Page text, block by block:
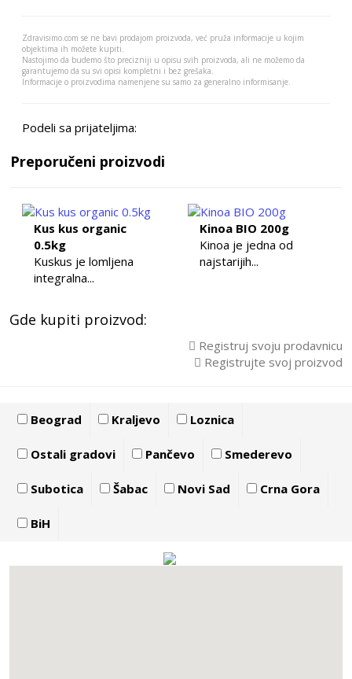
Zdravisimo.com se ne bavi prodajom proizvoda, već pruža informacije u kojim
objektima ih možete kupiti.
Nastojimo da budemo što precizniji u opisu svih proizvoda, ali ne možemo da
garantujemo da su svi opisi kompletni i bez grešaka.
Informacije o proizvodima namenjene su samo za generalno informisanje.
Podeli sa prijateljima:
Preporučeni proizvodi
Kus kus organic
0.5kg
Kuskus je lomljena
integralna...
Kinoa BIO 200g
Kinoa je jedna od
najstarijih...
Gde kupiti proizvod:
Registruj svoju prodavnicu
Registrujte svoj proizvod
Beograd Kraljevo Loznica
Ostali gradovi Pančevo Smederevo
Subotica Šabac Novi Sad Crna Gora
BiH